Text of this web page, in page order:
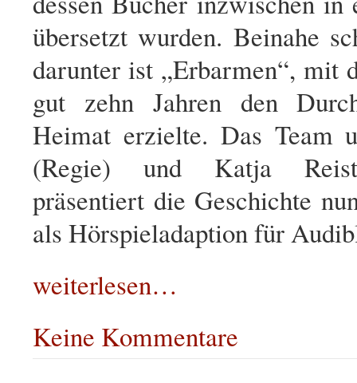
übersetzt wurden. Beinahe
darunter ist „Erbarmen“, mit
gut zehn Jahren den
Heimat erzielte. Das Team
(Regie) und Katja
präsentiert die Geschichte
als Hörspieladaption für
weiterlesen…
Keine Kommentare